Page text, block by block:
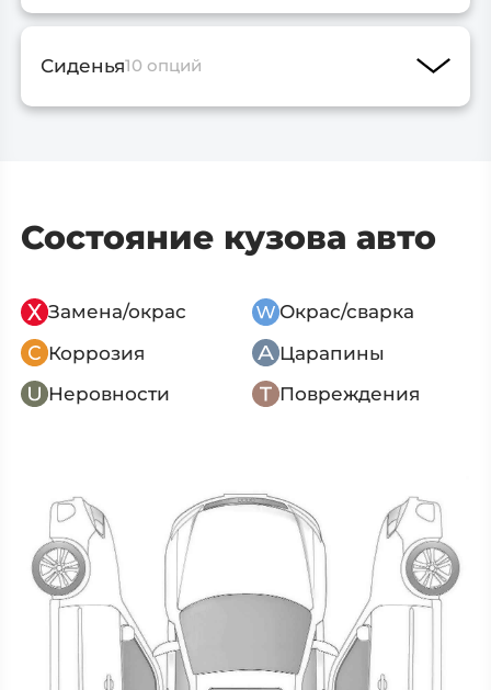
Сиденья10 опций
Состояние кузова авто
Замена/окрас
Окрас/сварка
Коррозия
Царапины
Неровности
Повреждения